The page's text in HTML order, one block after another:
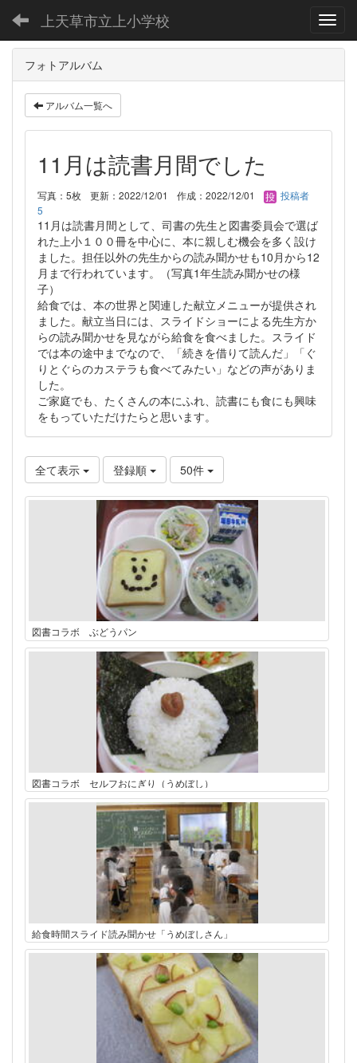
上天草市立上小学校
フォトアルバム
アルバム一覧へ
11月は読書月間でした
写真：5枚 更新：2022/12/01 作成：2022/12/01
投稿者
5
11月は読書月間として、司書の先生と図書委員会で選ば
れた上小１００冊を中心に、本に親しむ機会を多く設け
ました。担任以外の先生からの読み聞かせも10月から12
月まで行われています。（写真1年生読み聞かせの様
子）
給食では、本の世界と関連した献立メニューが提供され
ました。献立当日には、スライドショーによる先生方か
らの読み聞かせを見ながら給食を食べました。スライド
では本の途中までなので、「続きを借りて読んだ」「ぐ
りとぐらのカステラも食べてみたい」などの声がありま
した。
ご家庭でも、たくさんの本にふれ、読書にも食にも興味
をもっていただけたらと思います。
全て表示 登録順 50件
図書コラボ ぶどうパン
図書コラボ セルフおにぎり（うめぼし）
給食時間スライド読み聞かせ「うめぼしさん」